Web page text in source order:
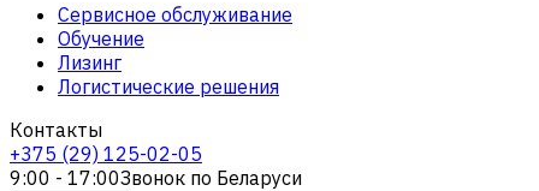
Сервисное обслуживание
Обучение
Лизинг
Логистические решения
Контакты
+375 (29) 125-02-05
9:00 - 17:00Звонок по Беларуси